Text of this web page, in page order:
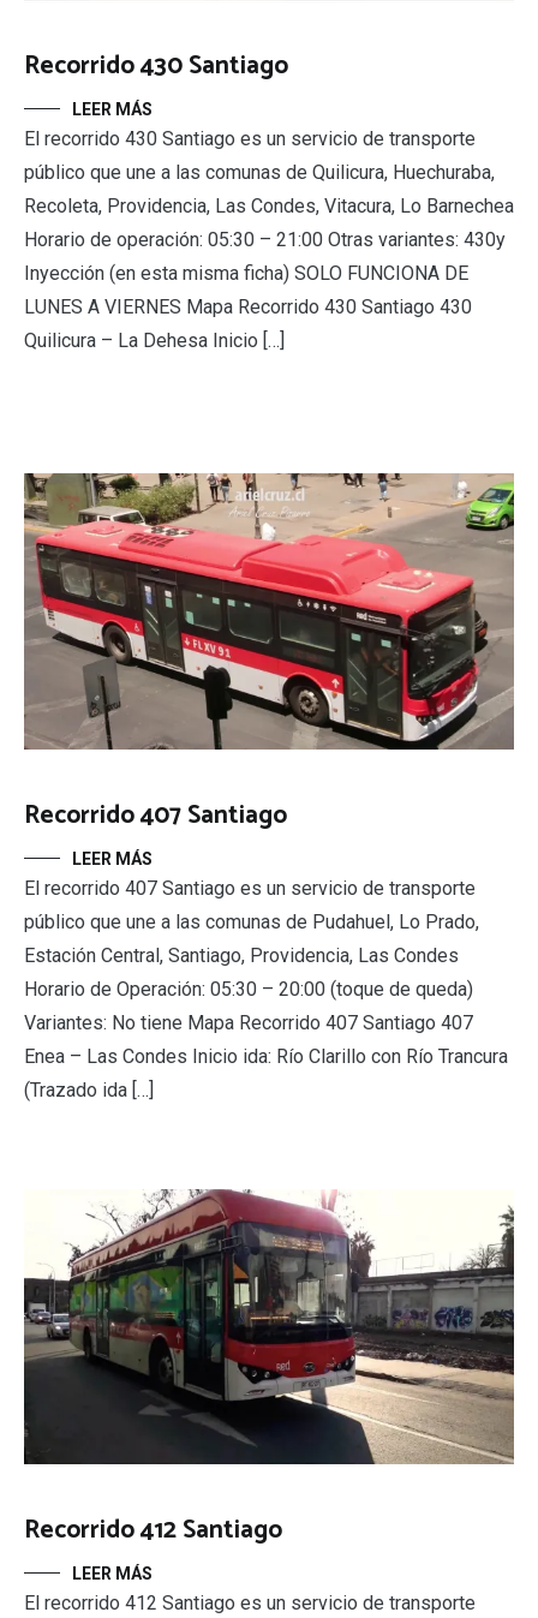
Recorrido 430 Santiago
LEER MÁS
El recorrido 430 Santiago es un servicio de transporte
público que une a las comunas de Quilicura, Huechuraba,
Recoleta, Providencia, Las Condes, Vitacura, Lo Barnechea
Horario de operación: 05:30 – 21:00 Otras variantes: 430y
Inyección (en esta misma ficha) SOLO FUNCIONA DE
LUNES A VIERNES Mapa Recorrido 430 Santiago 430
Quilicura – La Dehesa Inicio […]
Recorrido 407 Santiago
LEER MÁS
El recorrido 407 Santiago es un servicio de transporte
público que une a las comunas de Pudahuel, Lo Prado,
Estación Central, Santiago, Providencia, Las Condes
Horario de Operación: 05:30 – 20:00 (toque de queda)
Variantes: No tiene Mapa Recorrido 407 Santiago 407
Enea – Las Condes Inicio ida: Río Clarillo con Río Trancura
(Trazado ida […]
Recorrido 412 Santiago
LEER MÁS
El recorrido 412 Santiago es un servicio de transporte